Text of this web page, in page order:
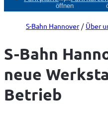
öffnen
S-Bahn Hannover Über
S-Bahn
neue
Betrieb